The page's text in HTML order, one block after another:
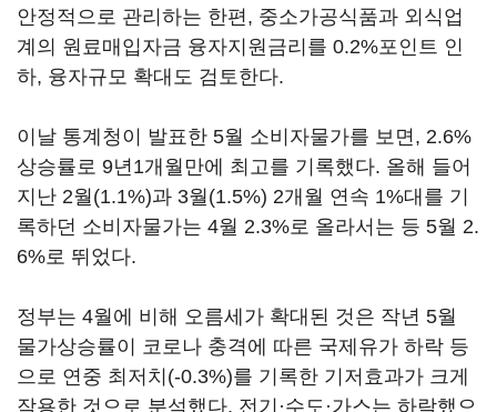
안정적으로 관리하는 한편, 중소가공식품과 외식업
계의 원료매입자금 융자지원금리를 0.2%포인트 인
하, 융자규모 확대도 검토한다.
이날 통계청이 발표한 5월 소비자물가를 보면, 2.6%
상승률로 9년1개월만에 최고를 기록했다. 올해 들어
지난 2월(1.1%)과 3월(1.5%) 2개월 연속 1%대를 기
록하던 소비자물가는 4월 2.3%로 올라서는 등 5월 2.
6%로 뛰었다.
정부는 4월에 비해 오름세가 확대된 것은 작년 5월
물가상승률이 코로나 충격에 따른 국제유가 하락 등
으로 연중 최저치(-0.3%)를 기록한 기저효과가 크게
작용한 것으로 분석했다. 전기·수도·가스는 하락했으